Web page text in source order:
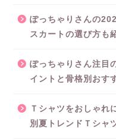
ぽっちゃりさんの
スカートの選び方も
ぽっちゃりさん注目
イントと骨格別おす
Ｔシャツをおしゃれ
別夏トレンドＴシャ